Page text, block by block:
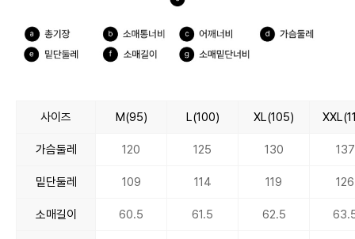
사이즈 M(95) L(100) XL(105)
가슴둘레 120 125 130 137
밑단둘레 109 114 119 126
소매길이 60.5 61.5 62.5